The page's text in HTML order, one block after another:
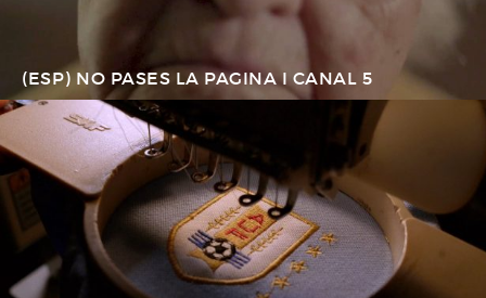
(ESP) NO PASES LA PAGINA I CANAL 5